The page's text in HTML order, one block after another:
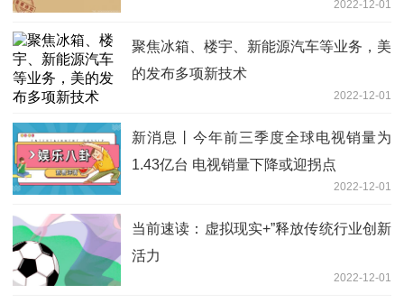
2022-12-01
聚焦冰箱、楼宇、新能源汽车等业务，美
的发布多项新技术
2022-12-01
新消息丨今年前三季度全球电视销量为
1.43亿台 电视销量下降或迎拐点
2022-12-01
当前速读：虚拟现实+”释放传统行业创新
活力
2022-12-01